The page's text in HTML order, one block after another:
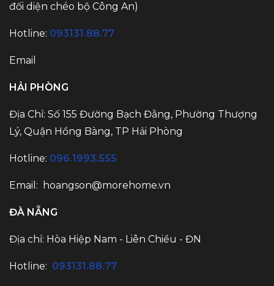
đối diện chéo bộ Công An)
Hotline: 093131.88.77
Email
HẢI PHÒNG
Địa Chỉ: Số 155 Đường Bạch Đằng, Phường Thượng
Lý, Quận Hồng Bàng, TP Hải Phòng
Hotline: 096.1993.555
Email: hoangson@morehome.vn
ĐÀ NẴNG
Địa chỉ: Hòa Hiệp Nam - Liên Chiều - ĐN
Hotline: 093131.88.77